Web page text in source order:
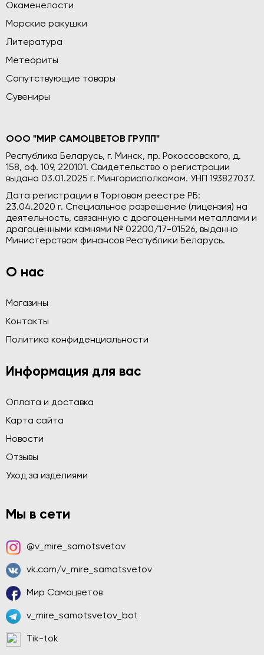
Окаменелости
Морские ракушки
Литература
Метеориты
Сопутствующие товары
Сувениры
ООО "МИР САМОЦВЕТОВ ГРУПП"
Республика Беларусь, г. Минск, пр. Рокоссовского, д.
158, оф. 109, 220101. Свидетельство о регистрации
выдано 03.01.2025 г. Мингорисполкомом. УНП 193827037.
Дата регистрации в Торговом реестре РБ:
23.04.2020 г. Специальное разрешение (лицензия) на
деятельность, связанную с драгоценными металлами и
драгоценными камнями № 02200/17-01526, выданно
Министерством финансов Республики Беларусь.
О нас
Магазины
Контакты
Политика конфиденциальности
Информация для вас
Оплата и доставка
Карта сайта
Новости
Отзывы
Уход за изделиями
Мы в сети
@v_mire_samotsvetov
vk.com/v_mire_samotsvetov
Мир Самоцветов
v_mire_samotsvetov_bot
Tik-tok